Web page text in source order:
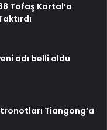
Tofaş Kartal’a
adı belli oldu
Tiangong’a